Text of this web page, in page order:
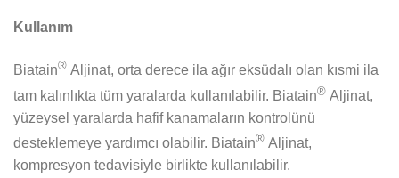
Kullanım
Biatain® Aljinat, orta derece ila ağır eksüdalı olan kısmi ila
tam kalınlıkta tüm yaralarda kullanılabilir. Biatain® Aljinat,
yüzeysel yaralarda hafif kanamaların kontrolünü
desteklemeye yardımcı olabilir. Biatain® Aljinat,
kompresyon tedavisiyle birlikte kullanılabilir.